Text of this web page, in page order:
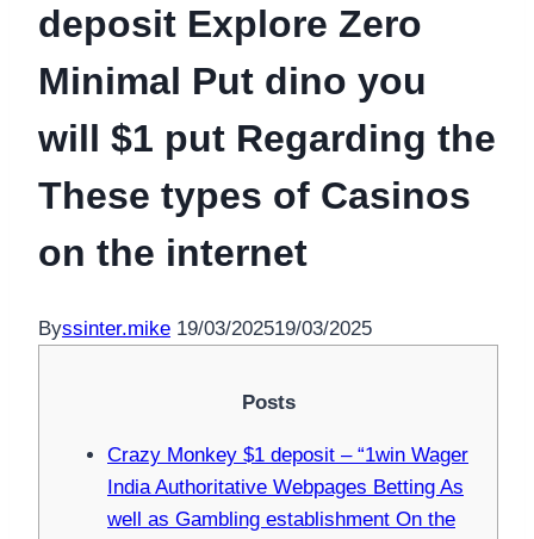
deposit Explore Zero
Minimal Put dino you
will $1 put Regarding the
These types of Casinos
on the internet
Byssinter.mike 19/03/202519/03/2025
Posts
Crazy Monkey $1 deposit – “1win Wager
India Authoritative Webpages Betting As
well as Gambling establishment On the